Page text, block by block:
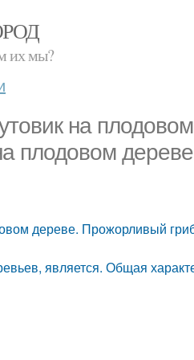
их мы?
на
плодовом
дереве. Прожорливый
является. Общая